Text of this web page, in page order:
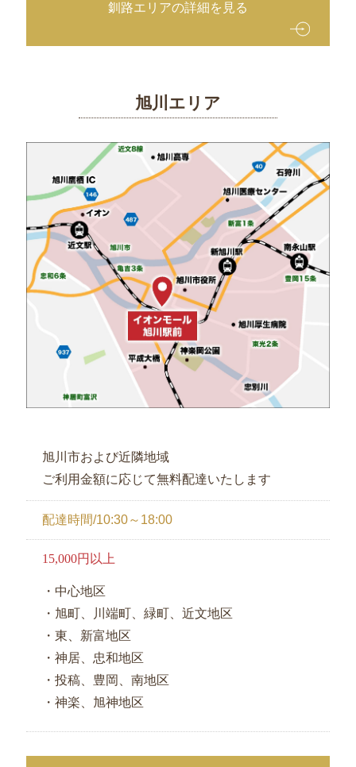
釧路エリアの詳細を見る
旭川エリア
旭川市および近隣地域
ご利用金額に応じて無料配達いたします
配達時間/10:30～18:00
15,000円以上
・中心地区
・旭町、川端町、緑町、近文地区
・東、新富地区
・神居、忠和地区
・投稿、豊岡、南地区
・神楽、旭神地区